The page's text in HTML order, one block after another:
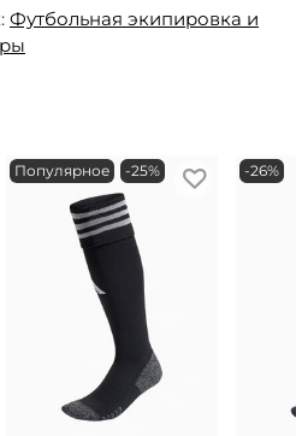
Футбольная экипировка и
Популярное -25% -26%